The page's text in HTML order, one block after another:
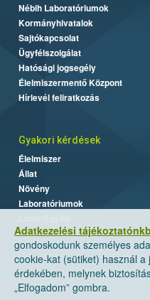
Adatkezelési
gondoskodunk személyes
cookie-kat (sütiket) használ
érdekében, melynek
„Elfogadom” gombra.
Nébih Laboratóriumok
Kormányhivatalok
Sajtókapcsolat
Ügyfélszolgálat
Hatósági jogsegély
Élelmiszermentő Központ
Hírlevél feliratkozás
Gyakori kérdések
Élelmiszer
Állat
Növény
Laboratóriumok